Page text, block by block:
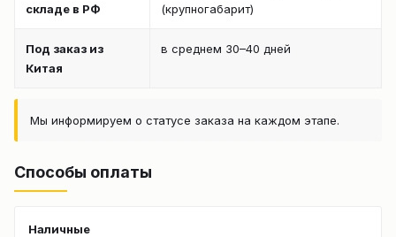
складе в РФ
(крупногабарит)
Под заказ из
Китая
в среднем 30–40 дней
Мы информируем о статусе заказа на каждом этапе.
Способы оплаты
Наличные